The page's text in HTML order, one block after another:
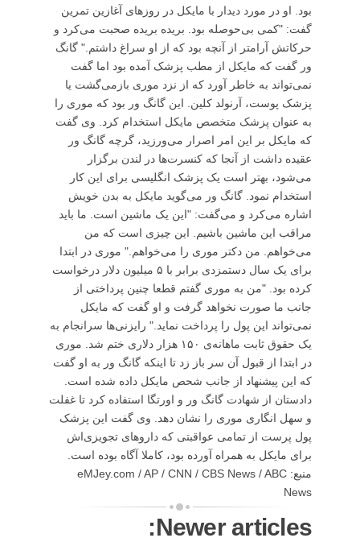
بود. او در مورد دیدار با مایکل در روزهای آغازین تمرین
گفت: "کمی بی‌حوصله بود. بریده بریده صحبت می‌کرد و
حرکاتش آرامتر از آنچه بود که از او سراغ داشتم." گانگ
ور گفت که مایکل از مطب پزشک آمده بود اما گفت
نمی‌تواند به خاطر آورد که از نزد موری بازمی‌گشت یا
پزشک پوست، آرنولد کلین. این گانگ ور بود که موری را
به عنوان پزشک متخصص مایکل استخدام کرد. وی گفت
که مایکل بر این امر اصرار می‌ورزید، گرچه گانگ ور
عقیده داشت از آنجا که کنسرت‌ها در لندن برگزار
می‌شود، بهتر است یک پزشک انگلیسی برای این کار
استخدام نمود. گانگ ور می‌گوید مایکل به بدن خویش
اشاره می‌کرد و می‌گفت: "این یک ماشین است. ما باید
مراقب این ماشین باشیم. این چیزی است که من
می‌خواهم. من دکتر موری را می‌خواهم." موری در ابتدا
برای یک سال دستمزدی برابر با ۵ میلیون دلار درخواست
کرده بود. "من به موری گفتم قطعا چنین پرداختی از
جانب ما صورت نخواهد گرفت و او گفت که مایکل
نمی‌تواند این پول را پرداخت نماید." رایزنی‌ها سرانجام به
یک حقوق ثابت ماهانه‌ی ۱۵۰ هزار دلاری ختم شد. موری
در ابتدا از قبول آن سر باز زد تا اینکه گانگ ور به او گفت
که این پیشنهاد از جانب شحص مایکل داده شده است.
دادستان از شهادت گانگ ور و اورتگا استفاده کرد تا غفلت
و سهل انگاری موری را نشان دهد. وی گفت این پزشک
پول پرست از تمامی عواقبتی که داروهای تجویزی‌اش
برای مایکل به همراه آورده بود، کاملا آگاه بوده است.
منبع: eMJey.com / AP / CNN / CBS News / ABC
News
Newer articles: